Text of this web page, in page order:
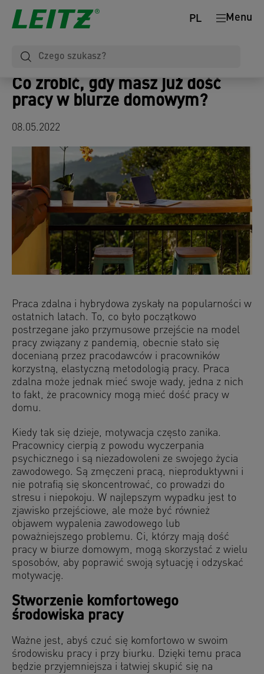
Menu
PL
Co zrobić, gdy masz już dość
pracy w biurze domowym?
08.05.2022
Praca zdalna i hybrydowa zyskały na popularności w
ostatnich latach. To, co było początkowo
postrzegane jako przymusowe przejście na model
pracy związany z pandemią, obecnie stało się
docenianą przez pracodawców i pracowników
korzystną, elastyczną metodologią pracy. Praca
zdalna może jednak mieć swoje wady, jedna z nich
to fakt, że pracownicy mogą mieć dość pracy w
domu.
Kiedy tak się dzieje, motywacja często zanika.
Pracownicy cierpią z powodu wyczerpania
psychicznego i są niezadowoleni ze swojego życia
zawodowego. Są zmęczeni pracą, nieproduktywni i
nie potrafią się skoncentrować, co prowadzi do
stresu i niepokoju. W najlepszym wypadku jest to
zjawisko przejściowe, ale może być również
objawem wypalenia zawodowego lub
poważniejszego problemu. Ci, którzy mają dość
pracy w biurze domowym, mogą skorzystać z wielu
sposobów, aby poprawić swoją sytuację i odzyskać
motywację.
Stworzenie komfortowego
środowiska pracy
Ważne jest, abyś czuć się komfortowo w swoim
środowisku pracy i przy biurku. Dzięki temu praca
będzie przyjemniejsza i łatwiej skupić się na